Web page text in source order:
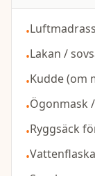
•Luftmadrass
•Lakan /
•Kudde (om
•Ögonmask
•Ryggsäck
•